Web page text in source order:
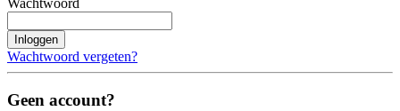
Wachtwoord
Inloggen
Wachtwoord vergeten?
Geen account?